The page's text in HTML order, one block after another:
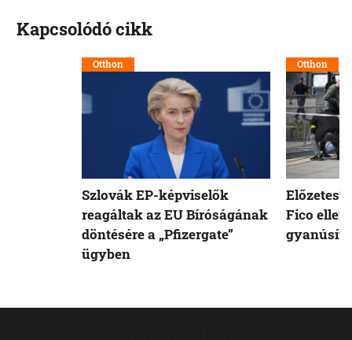
Kapcsolódó cikk
Otthon
Szlovák EP-képviselők
reagáltak az EU Bíróságának
döntésére a „Pfizergate”
ügyben
Otthon
Fico